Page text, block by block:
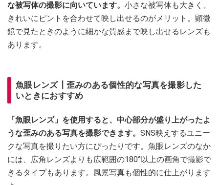
な被写体の撮影に向いています。 小さな被写体も大きく、
きれいにピントを合わせて映し出せるのがメリット。顕微
鏡で見たときのように細かな質感まで映し出せるレンズも
あります。
魚眼レンズ┃歪みのある個性的な写真を撮影した
いときにおすすめ
「魚眼レンズ」を使用すると、中心部分が盛り上がったよ
うな歪みのある写真を撮影できます。 SNS映えするユニー
クな写真を撮りたい方にぴったりです。魚眼レンズのなか
には、広角レンズよりも広範囲の180°以上の画角で撮影で
きるタイプもあります。風景写真も個性的に仕上がります